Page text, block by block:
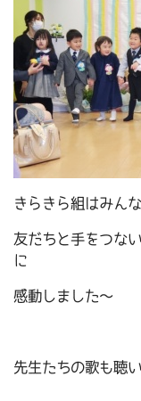
きらきら組はみん
友だちと手をつな
に
感動しました～
先生たちの歌も聴